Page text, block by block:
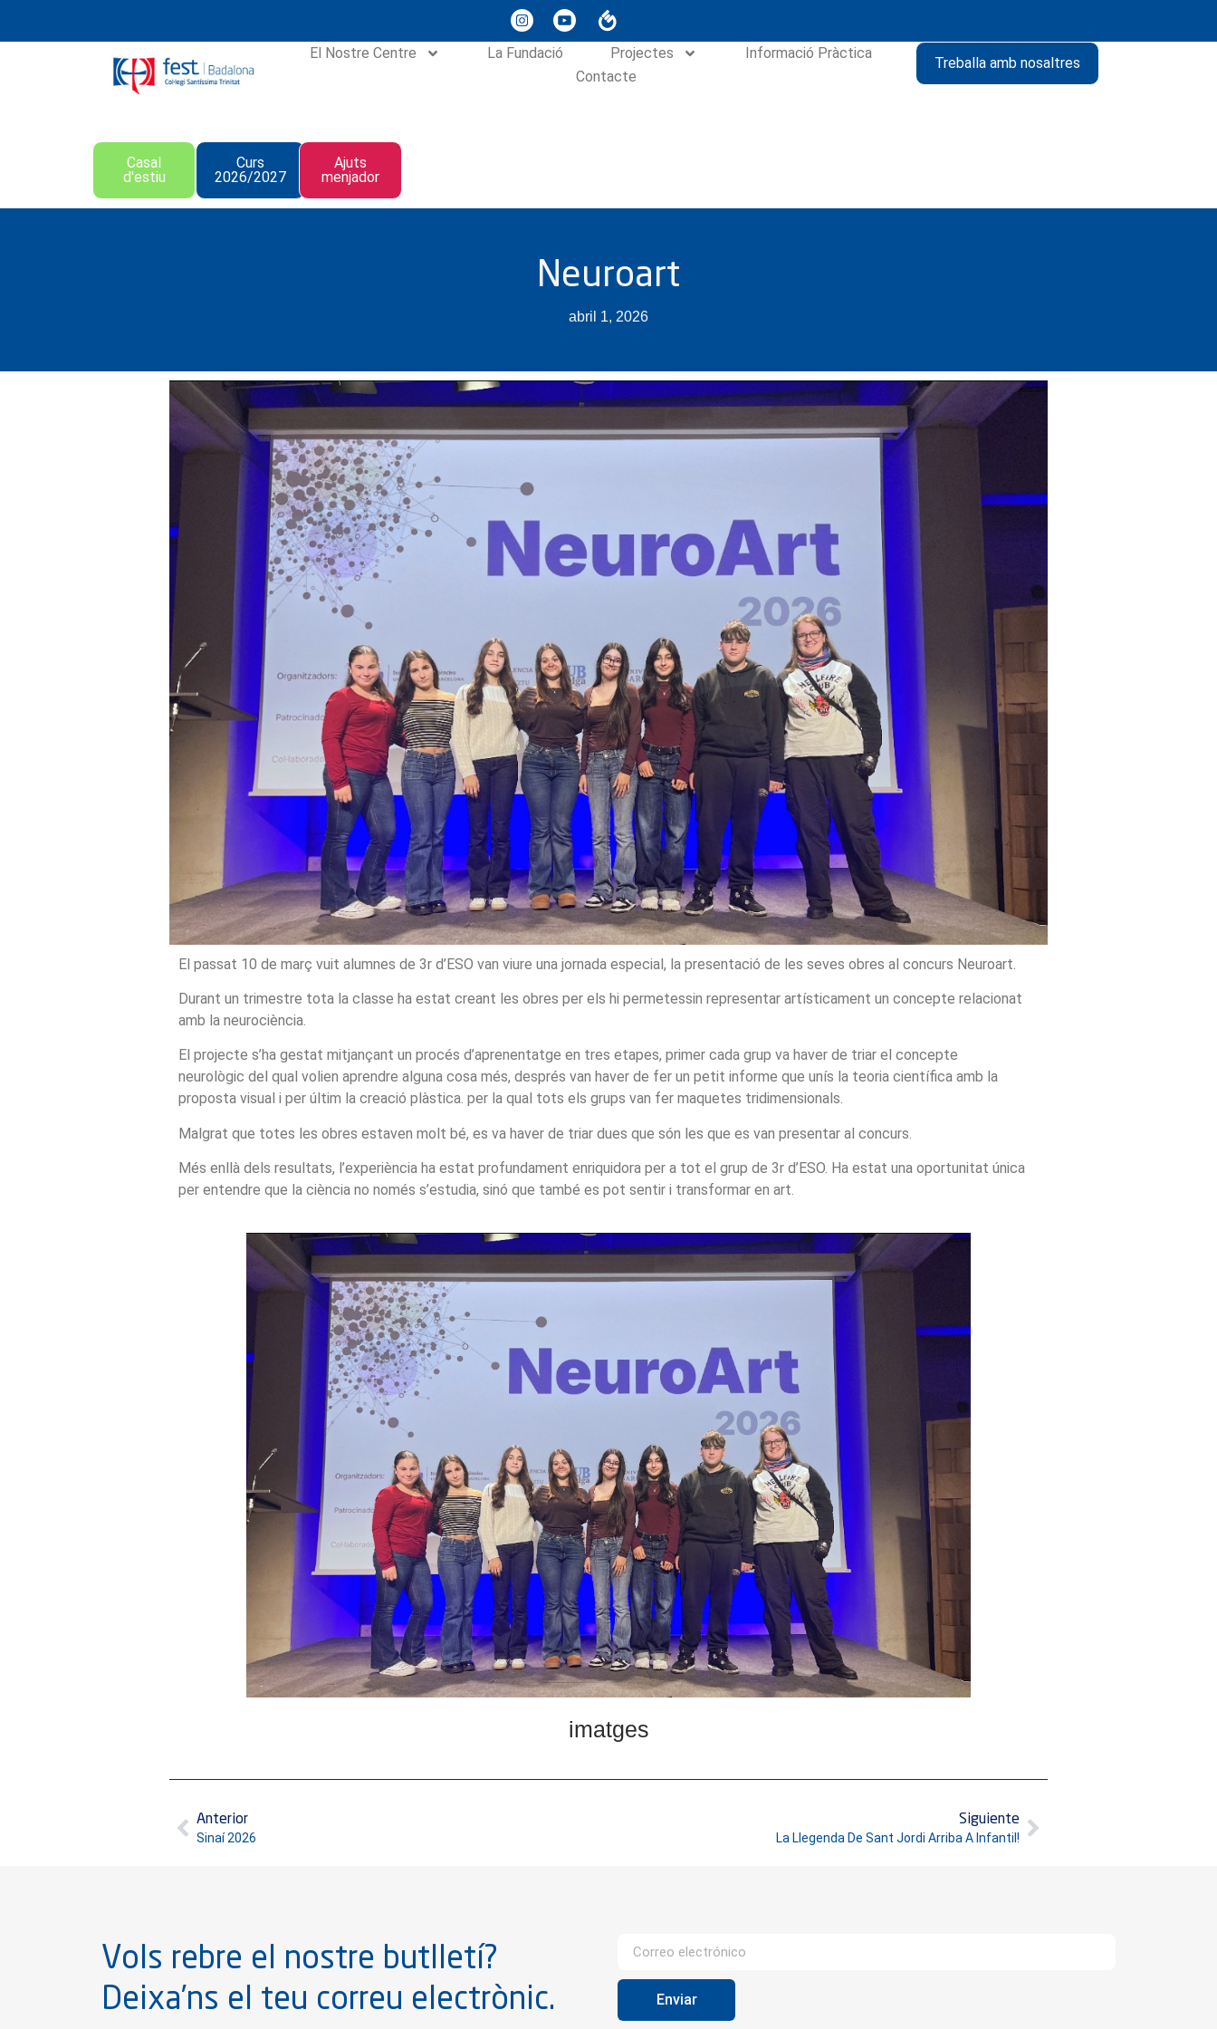
El Nostre Centre La Fundació Projectes
Informació Pràctica
Contacte
Treballa amb nosaltres
Casal
d'estiu
Curs
2026/2027
Ajuts
menjador
Neuroart
abril 1, 2026
El passat 10 de març vuit alumnes de 3r d’ESO van viure una jornada especial, la presentació de les seves obres al concurs Neuroart.
Durant un trimestre tota la classe ha estat creant les obres per els hi permetessin representar artísticament un concepte relacionat
amb la neurociència.
El projecte s’ha gestat mitjançant un procés d’aprenentatge en tres etapes, primer cada grup va haver de triar el concepte
neurològic del qual volien aprendre alguna cosa més, després van haver de fer un petit informe que unís la teoria científica amb la
proposta visual i per últim la creació plàstica. per la qual tots els grups van fer maquetes tridimensionals.
Malgrat que totes les obres estaven molt bé, es va haver de triar dues que són les que es van presentar al concurs.
Més enllà dels resultats, l’experiència ha estat profundament enriquidora per a tot el grup de 3r d’ESO. Ha estat una oportunitat única
per entendre que la ciència no només s’estudia, sinó que també es pot sentir i transformar en art.
imatges
Anterior
Sinaí 2026
Siguiente
La Llegenda De Sant Jordi Arriba A Infantil!
Vols rebre el nostre butlletí?
Deixa’ns el teu correu electrònic.
Enviar